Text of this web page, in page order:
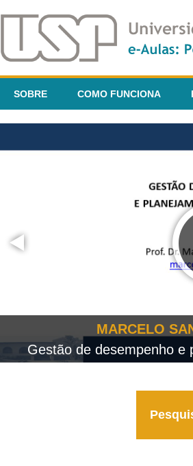
SOBRE COMO FUNCIONA
MARCELO
Gestão de desempenho e